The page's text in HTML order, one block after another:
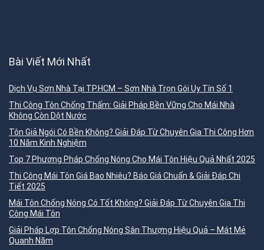
Bài Viết Mới Nhất
Dịch Vụ Sơn Nhà Tại TP.HCM – Sơn Nhà Trọn Gói Uy Tín Số 1
Thi Công Tôn Chống Thấm: Giải Pháp Bền Vững Cho Mái Nhà
Không Còn Dột Nước
Tôn Giả Ngói Có Bền Không? Giải Đáp Từ Chuyên Gia Thi Công Hơn
10 Năm Kinh Nghiệm
Top 7 Phương Pháp Chống Nóng Cho Mái Tôn Hiệu Quả Nhất 2025
Thi Công Mái Tôn Giá Bao Nhiêu? Báo Giá Chuẩn & Giải Đáp Chi
Tiết 2025
Mái Tôn Chống Nóng Có Tốt Không? Giải Đáp Từ Chuyên Gia Thi
Công Mái Tôn
Giải Pháp Lợp Tôn Chống Nóng Sân Thượng Hiệu Quả – Mát Mẻ
Quanh Năm